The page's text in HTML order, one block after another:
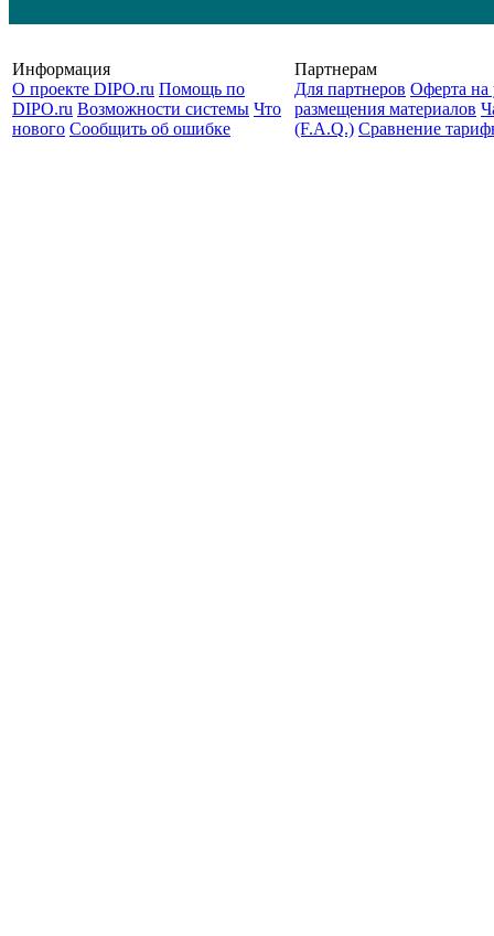
Информация
О проекте DIPO.ru Помощь по
DIPO.ru Возможности системы Что
нового Сообщить об ошибке
Партнерам
Для партнеров Оферта на
размещения материалов
(F.A.Q.) Cравнение